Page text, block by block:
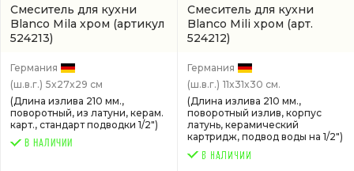
Смеситель для кухни
Blanco Mila хром (артикул
524213)
Германия
(ш.в.г.) 5x27x29 см
(Длина излива 210 мм.,
поворотный, из латуни, керам.
карт., стандарт подводки 1/2")
В НАЛИЧИИ
Смеситель для кухни
Blanco Mili хром (арт.
524212)
Германия
(ш.в.г.) 11x31x30 см.
(Длина излива 210 мм.,
поворотный излив, корпус
латунь, керамический
картридж, подвод воды на 1/2")